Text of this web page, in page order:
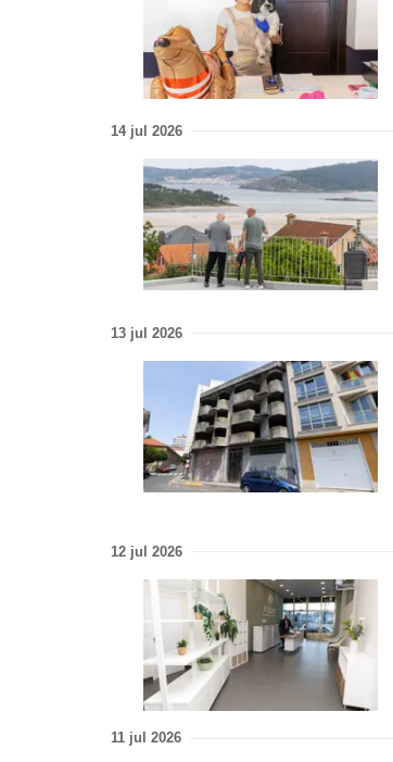
14 jul 2026
13 jul 2026
12 jul 2026
11 jul 2026